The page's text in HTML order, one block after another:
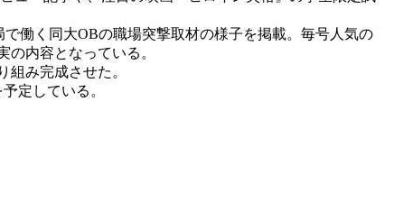
働く同大OBの職場突撃取材の様子を掲載。毎号人気の
内容となっている。
み完成させた。
定している。